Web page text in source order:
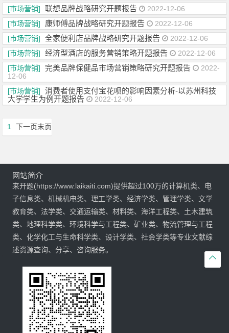
[市场营销]
联想品牌战略研究开题报告
2022-12-06
[市场营销]
康师傅品牌战略研究开题报告
2022-12-06
[市场营销]
全家便利店品牌战略研究开题报告
2022-12-06
[市场营销]
经济型酒店的服务营销策略开题报告
2022-12-06
[市场营销]
完美品牌保健品市场营销策略研究开题报告
2022-
12-06
[市场营销]
消费者使用支付宝花呗的影响因素分析-以苏州科技
大学学生为例开题报告
2022-12-06
1 下一页末页

网站简介
来开题(https://www.laikaiti.com)提供超过100万的计算机类、电
子信息类、机械机电类、理工学类、经济学类、管理学类、文学
教育类、法学类、交通运输类、材料类、海洋工程类、土木建筑
类、地理科学类、环境科学与工程类、矿业类、物流管理与工程
类、化学化工与生命科学类、设计学类、社会学类等专业文献综
述资源查询、分享、咨询服务。